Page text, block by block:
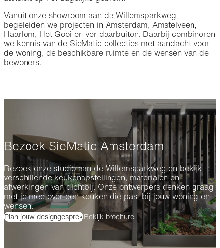
Vanuit onze showroom aan de Willemsparkweg
begeleiden we projecten in Amsterdam, Amstelveen,
Haarlem, Het Gooi en ver daarbuiten. Daarbij combineren
we kennis van de SieMatic collecties met aandacht voor
de woning, de beschikbare ruimte en de wensen van de
bewoners.
Bezoek SieMatic Amsterdam
Bezoek onze studio aan de Willemsparkweg en bekijk
verschillende keukenopstellingen, materialen en
afwerkingen van dichtbij. Onze ontwerpers denken graag
met je mee over een keuken die past bij jouw woning en
wensen.
Plan jouw designgesprek Bekijk brochure